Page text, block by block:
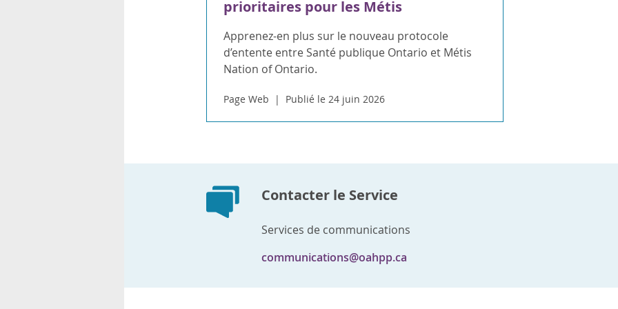
prioritaires pour les Métis
Apprenez-en plus sur le nouveau protocole
d’entente entre Santé publique Ontario et Métis
Nation of Ontario.
Page Web Publié le 24 juin 2026
Contacter le Service
Services de communications
communications@oahpp.ca